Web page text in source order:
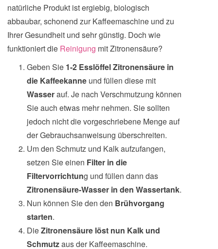
natürliche Produkt ist ergiebig, biologisch
abbaubar, schonend zur Kaffeemaschine und zu
Ihrer Gesundheit und sehr günstig. Doch wie
funktioniert die Reinigung mit Zitronensäure?
Geben Sie 1-2 Esslöffel Zitronensäure in
die Kaffeekanne und füllen diese mit
Wasserauf. Je nach Verschmutzung können
Sie auch etwas mehr nehmen. Sie sollten
jedoch nicht die vorgeschriebene Menge auf
der Gebrauchsanweisung überschreiten.
Um den Schmutz und Kalk aufzufangen,
setzen Sie einen Filter in die
Filtervorrichtung und füllen dann das
Zitronensäure-Wasser in den Wassertank.
Nun können Sie den den Brühvorgang
starten.
DieZitronensäure löst nun Kalk und
Schmutzaus der Kaffeemaschine.